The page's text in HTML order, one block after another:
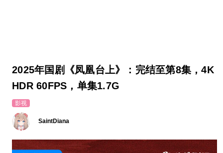
2025年国剧《凤凰台上》：完结至第8集，4K
HDR 60FPS，单集1.7G
影视
SaintDiana